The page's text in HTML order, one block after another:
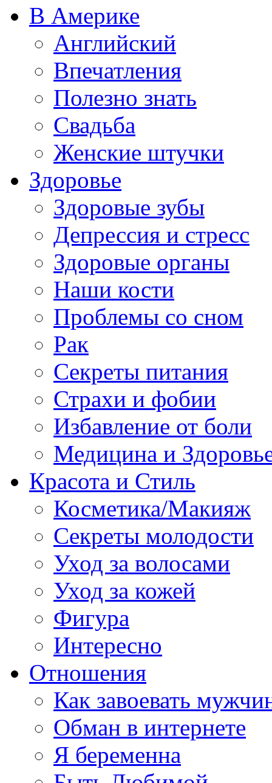
В Америке
Английский
Впечатления
Полезно знать
Свадьба
Женские штучки
Здоровье
Здоровые зубы
Депрессия и стресс
Здоровые органы
Наши кости
Проблемы со сном
Рак
Секреты питания
Страхи и фобии
Избавление от боли
Медицина и
Красота и Стиль
Косметика/Макияж
Секреты молодости
Уход за волосами
Уход за кожей
Фигура
Интересно
Отношения
Как завоевать
Обман в интернете
Я беременна